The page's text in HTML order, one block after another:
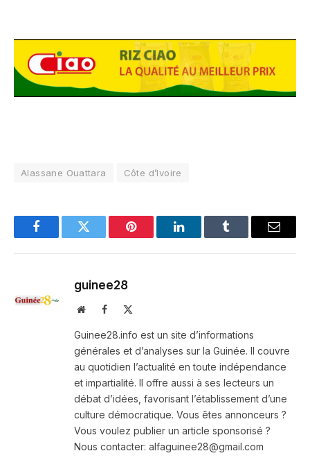
Alassane Ouattara Côte d’Ivoire
FacebookTwitter Pinterest LinkedInTumblr Email
guinee28
WebsiteFacebook
Guinee28.info est un site d’informations
générales et d’analyses sur la Guinée. Il couvre
au quotidien l’actualité en toute indépendance
et impartialité. Il offre aussi à ses lecteurs un
débat d’idées, favorisant l’établissement d’une
culture démocratique. Vous êtes annonceurs ?
Vous voulez publier un article sponsorisé ?
Nous contacter: alfaguinee28@gmail.com